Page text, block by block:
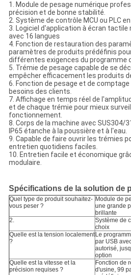
1. Module de pesage numérique
précision et de bonne stabilité.
2. Système de contrôle MCU ou PLC
3. Logiciel d'application à écran tactile
avec 16 langues
4. Fonction de restauration des
paramètres de produits prédéfinis
différentes exigences du programme
5. Trémie de pesage capable de se
empêcher efficacement les produits
6. Fonction de pesage et de
besoins des clients.
7. Affichage en temps réel de
et de chaque trémie pour mieux
fonctionnement.
8. Corps de la machine avec SUS304/
IP65 étanche à la poussière et à l'eau.
9. Capable de faire ouvrir les trémies
entretien quotidiens faciles.
10. Entretien facile et économique
modulaire.
Spécifications de la solution de
Quel type de produit souhaitez-
vous peser ?
Module de
une grande
brillante
2.
Système de
choix
Quelle est la tension localement
?
Le
par USB
autorisé,
option
Quelle est la vitesse et la
précision requises ?
Fonction de
d'usine, 99